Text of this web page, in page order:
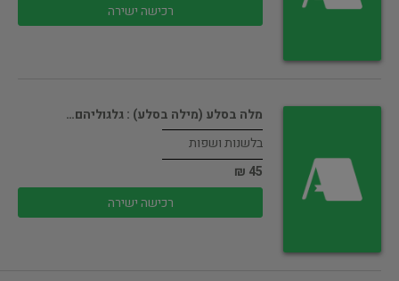
רכישה ישירה
מלה בסלע (מילה בסלע) : גלגוליהם…
בלשנות ושפות
45 ₪
רכישה ישירה